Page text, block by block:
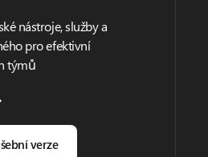
nástroje, služby a
pro efektivní
týmů
verze